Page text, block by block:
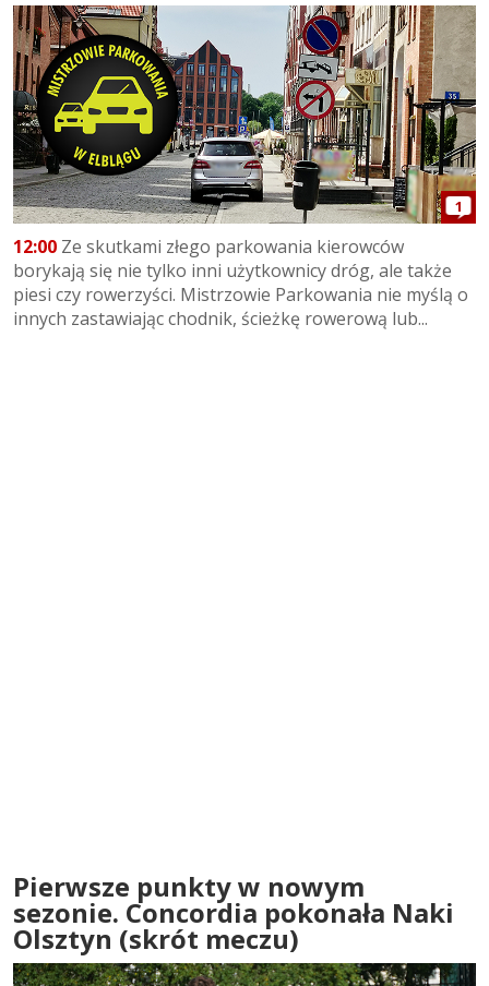
1
12:00 Ze skutkami złego parkowania kierowców
borykają się nie tylko inni użytkownicy dróg, ale także
piesi czy rowerzyści. Mistrzowie Parkowania nie myślą o
innych zastawiając chodnik, ścieżkę rowerową lub...
Pierwsze punkty w nowym
sezonie. Concordia pokonała Naki
Olsztyn (skrót meczu)